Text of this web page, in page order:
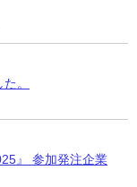
。
』 参加発注企業